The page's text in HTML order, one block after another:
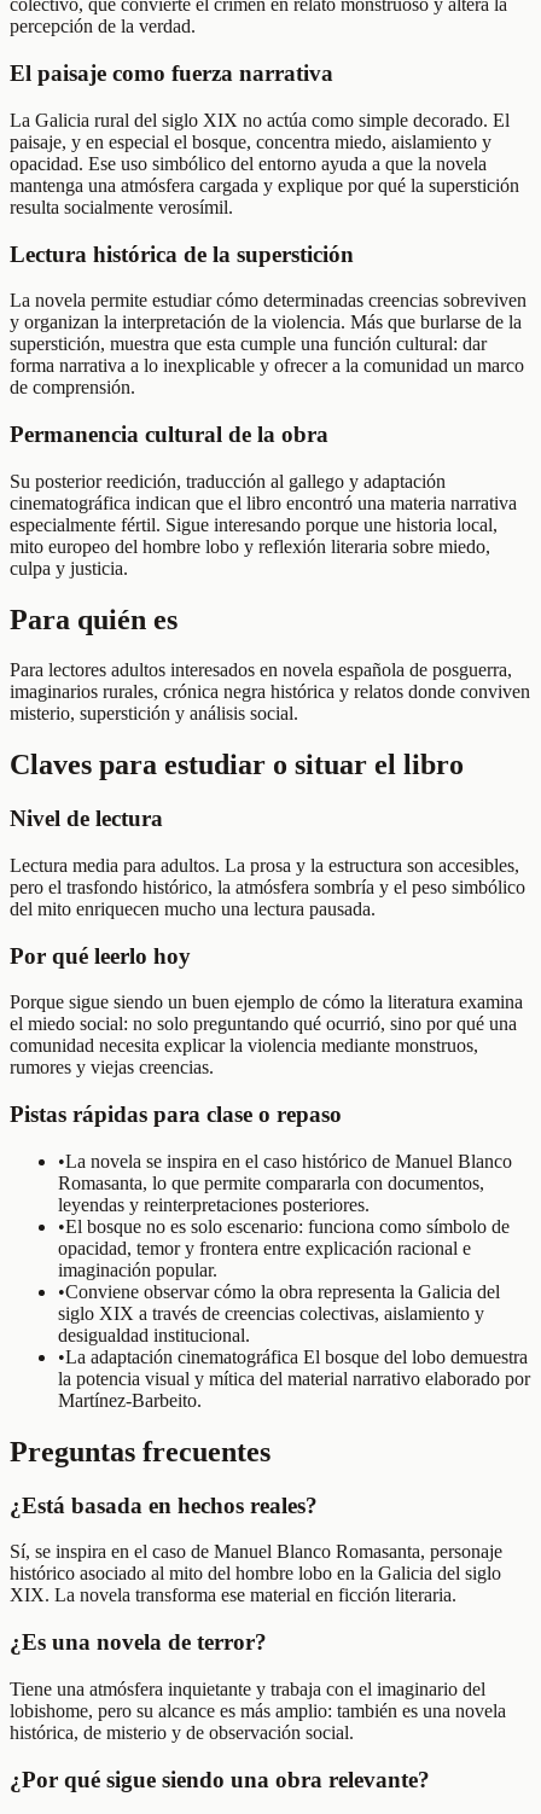
colectivo, que convierte el crimen en relato monstruoso y altera la
percepción de la verdad.
El paisaje como fuerza narrativa
La Galicia rural del siglo XIX no actúa como simple decorado. El
paisaje, y en especial el bosque, concentra miedo, aislamiento y
opacidad. Ese uso simbólico del entorno ayuda a que la novela
mantenga una atmósfera cargada y explique por qué la superstición
resulta socialmente verosímil.
Lectura histórica de la superstición
La novela permite estudiar cómo determinadas creencias sobreviven
y organizan la interpretación de la violencia. Más que burlarse de la
superstición, muestra que esta cumple una función cultural: dar
forma narrativa a lo inexplicable y ofrecer a la comunidad un marco
de comprensión.
Permanencia cultural de la obra
Su posterior reedición, traducción al gallego y adaptación
cinematográfica indican que el libro encontró una materia narrativa
especialmente fértil. Sigue interesando porque une historia local,
mito europeo del hombre lobo y reflexión literaria sobre miedo,
culpa y justicia.
Para quién es
Para lectores adultos interesados en novela española de posguerra,
imaginarios rurales, crónica negra histórica y relatos donde conviven
misterio, superstición y análisis social.
Claves para estudiar o situar el libro
Nivel de lectura
Lectura media para adultos. La prosa y la estructura son accesibles,
pero el trasfondo histórico, la atmósfera sombría y el peso simbólico
del mito enriquecen mucho una lectura pausada.
Por qué leerlo hoy
Porque sigue siendo un buen ejemplo de cómo la literatura examina
el miedo social: no solo preguntando qué ocurrió, sino por qué una
comunidad necesita explicar la violencia mediante monstruos,
rumores y viejas creencias.
Pistas rápidas para clase o repaso
•La novela se inspira en el caso histórico de Manuel Blanco
Romasanta, lo que permite compararla con documentos,
leyendas y reinterpretaciones posteriores.
•El bosque no es solo escenario: funciona como símbolo de
opacidad, temor y frontera entre explicación racional e
imaginación popular.
•Conviene observar cómo la obra representa la Galicia del
siglo XIX a través de creencias colectivas, aislamiento y
desigualdad institucional.
•La adaptación cinematográfica El bosque del lobo demuestra
la potencia visual y mítica del material narrativo elaborado por
Martínez-Barbeito.
Preguntas frecuentes
¿Está basada en hechos reales?
Sí, se inspira en el caso de Manuel Blanco Romasanta, personaje
histórico asociado al mito del hombre lobo en la Galicia del siglo
XIX. La novela transforma ese material en ficción literaria.
¿Es una novela de terror?
Tiene una atmósfera inquietante y trabaja con el imaginario del
lobishome, pero su alcance es más amplio: también es una novela
histórica, de misterio y de observación social.
¿Por qué sigue siendo una obra relevante?